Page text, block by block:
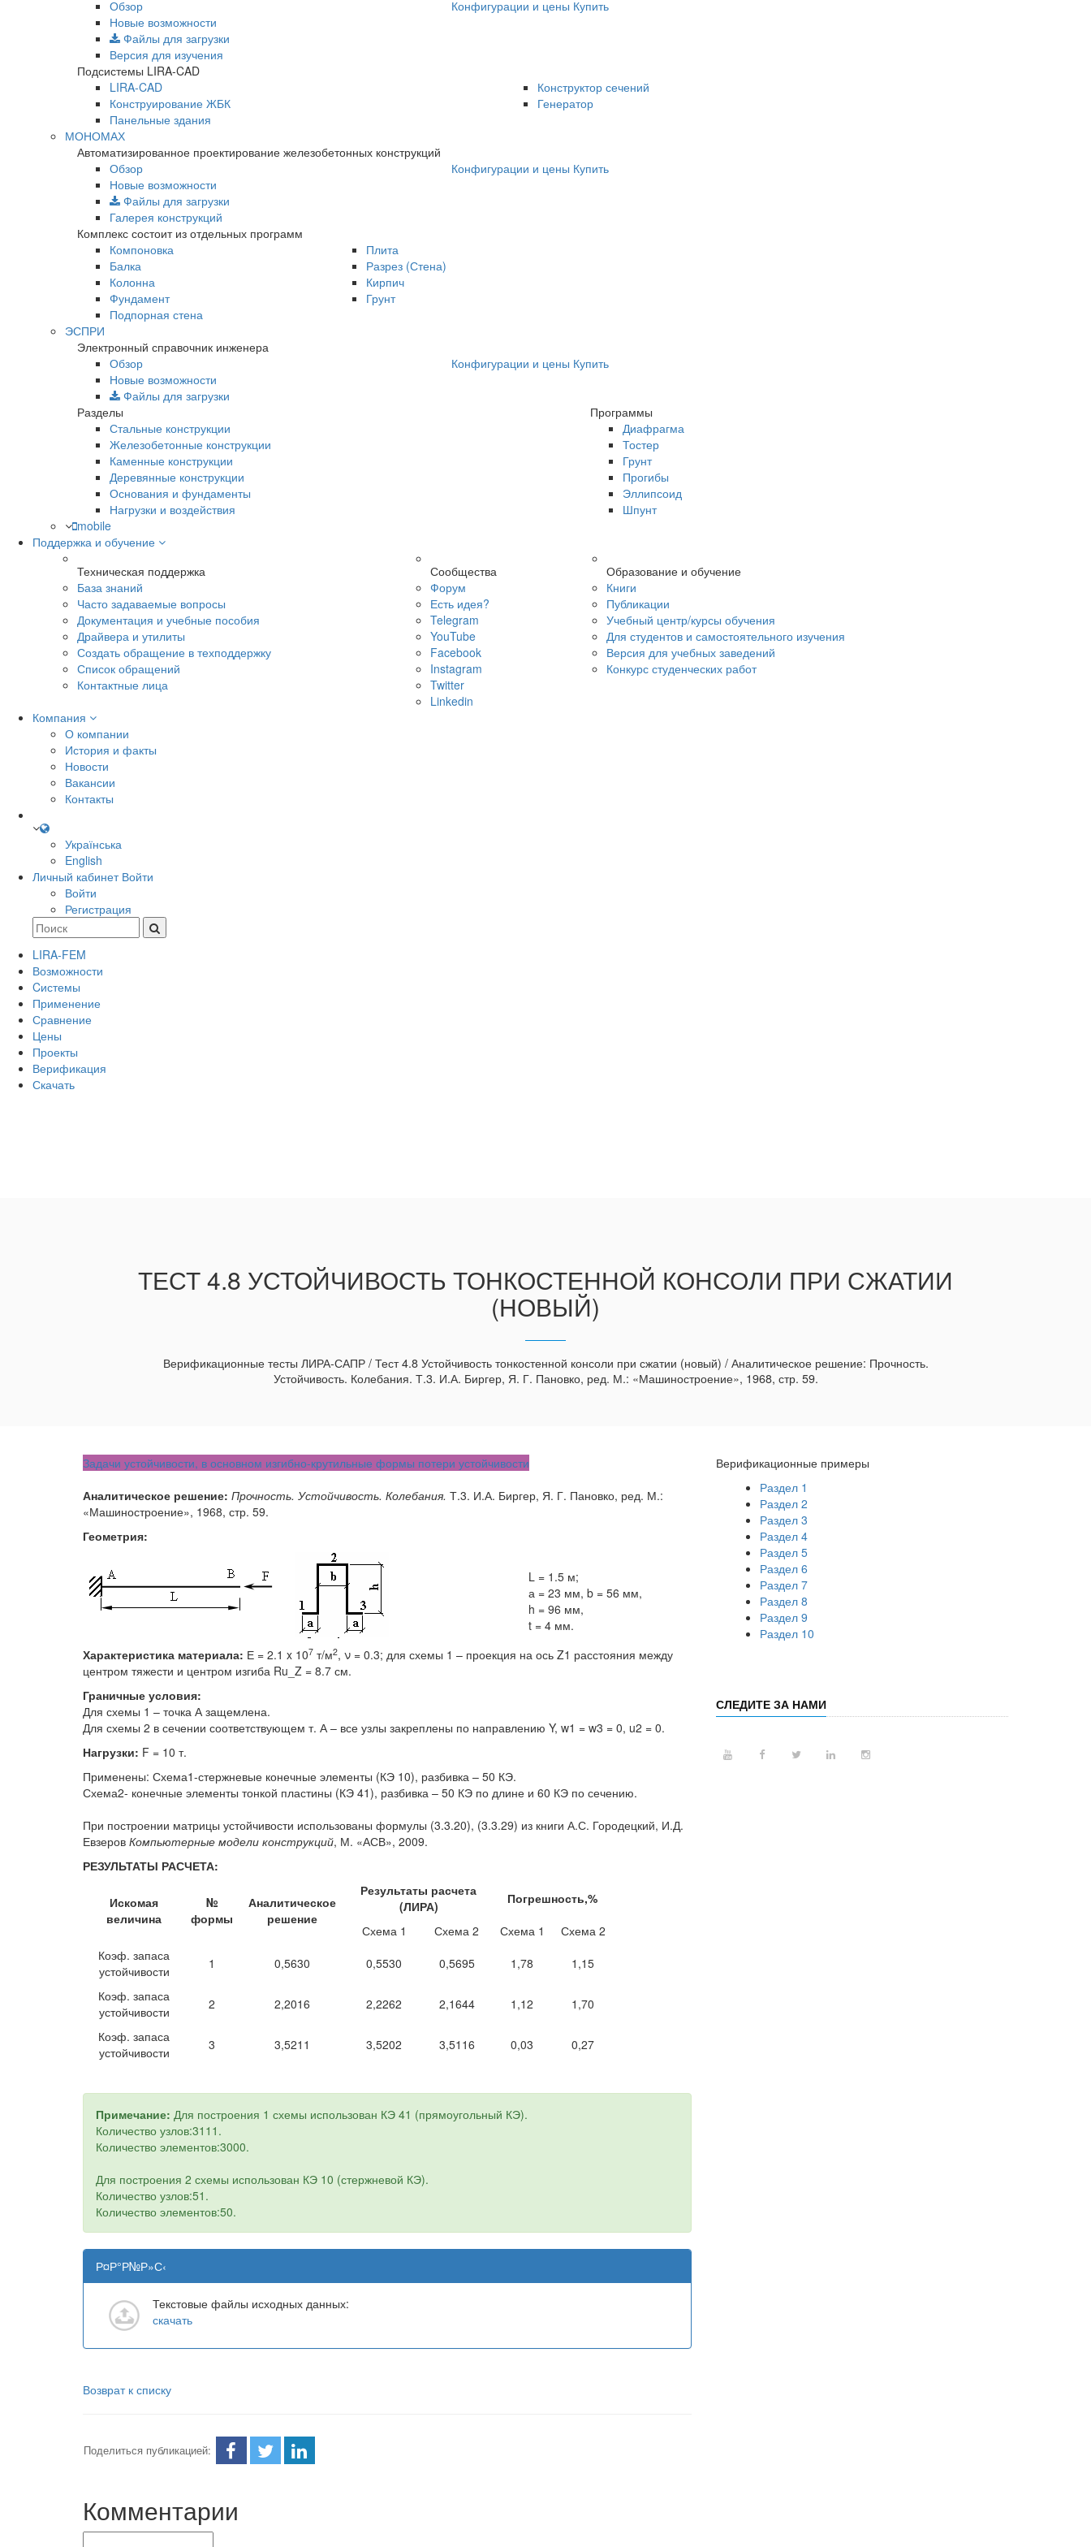
Обзор
Новые возможности
Файлы для загрузки
Версия для изучения
Конфигурации и цены Купить
Подсистемы LIRA-CAD
LIRA-CAD
Конструирование ЖБК
Панельные здания
Конструктор сечений
Генератор
МОНОМАХ
Автоматизированное проектирование железобетонных конструкций
Обзор
Новые возможности
Файлы для загрузки
Галерея конструкций
Конфигурации и цены Купить
Комплекс состоит из отдельных программ
Компоновка
Балка
Колонна
Фундамент
Подпорная стена
Плита
Разрез (Стена)
Кирпич
Грунт
ЭСПРИ
Электронный справочник инженера
Обзор
Новые возможности
Файлы для загрузки
Конфигурации и цены Купить
Разделы
Программы
Стальные конструкции
Железобетонные конструкции
Каменные конструкции
Деревянные конструкции
Основания и фундаменты
Нагрузки и воздействия
Диафрагма
Тостер
Грунт
Прогибы
Эллипсоид
Шпунт
mobile
Поддержка и обучение
Техническая поддержка
База знаний
Часто задаваемые вопросы
Документация и учебные пособия
Драйвера и утилиты
Создать обращение в техподдержку
Список обращений
Контактные лица
Сообщества
Форум
Есть идея?
Telegram
YouTube
Facebook
Instagram
Twitter
Linkedin
Образование и обучение
Книги
Публикации
Учебный центр/курсы обучения
Для студентов и самостоятельного изучения
Версия для учебных заведений
Конкурс студенческих работ
Компания
О компании
История и факты
Новости
Вакансии
Контакты
Українська
English
Личный кабинет Войти
Войти
Регистрация
LIRA-FEM
Возможности
Cистемы
Применение
Сравнение
Цены
Проекты
Верификация
Скачать
ТЕСТ 4.8 УСТОЙЧИВОСТЬ ТОНКОСТЕННОЙ КОНСОЛИ ПРИ СЖАТИИ
(НОВЫЙ)
Верификационные тесты ЛИРА-САПР / Тест 4.8 Устойчивость тонкостенной консоли при сжатии (новый) / Аналитическое решение: Прочность.
Устойчивость. Колебания. Т.3. И.А. Биргер, Я. Г. Пановко, ред. М.: «Машиностроение», 1968, стр. 59.
Задачи устойчивости, в основном изгибно-крутильные формы потери устойчивости
Аналитическое решение: Прочность. Устойчивость. Колебания. Т.3. И.А. Биргер, Я. Г. Пановко, ред. М.:
«Машиностроение», 1968, стр. 59.
Геометрия:
L = 1.5 м;
а = 23 мм, b = 56 мм,
h = 96 мм,
t = 4 мм.
Характеристика материала: Е = 2.1 x 107 т/м2, ν = 0.3; для схемы 1 – проекция на ось Z1 расстояния между
центром тяжести и центром изгиба Ru_Z = 8.7 см.
Граничные условия:
Для схемы 1 – точка А защемлена.
Для схемы 2 в сечении соответствующем т. А – все узлы закреплены по направлению Y, w1 = w3 = 0, u2 = 0.
Нагрузки: F = 10 т.
Применены: Схема1-стержневые конечные элементы (КЭ 10), разбивка – 50 КЭ.
Схема2- конечные элементы тонкой пластины (КЭ 41), разбивка – 50 КЭ по длине и 60 КЭ по сечению.
При построении матрицы устойчивости использованы формулы (3.3.20), (3.3.29) из книги А.С. Городецкий, И.Д.
Евзеров Компьютерные модели конструкций, М. «АСВ», 2009.
РЕЗУЛЬТАТЫ РАСЧЕТА:
Искомая
величина
№
формы
Аналитическое
решение
Результаты расчета
(ЛИРА)
Погрешность,%
Схема 1
Схема 2 Схема 1
Схема 2
Коэф. запаса
устойчивости
1 0,5630 0,5530 0,5695 1,78
1,15
Коэф. запаса
устойчивости
2 2,2016 2,2262 2,1644 1,12
1,70
Коэф. запаса
устойчивости
3 3,5211 3,5202 3,5116 0,03 0,27
Примечание: Для построения 1 схемы использован КЭ 41 (прямоугольный КЭ).
Количество узлов:3111.
Количество элементов:3000.
Для построения 2 схемы использован КЭ 10 (стержневой КЭ).
Количество узлов:51.
Количество элементов:50.
Р¤Р°Р№Р»С‹
Текстовые файлы исходных данных:
скачать
Возврат к списку
Поделиться публикацией:
Комментарии
Верификационные примеры
Раздел 1
Раздел 2
Раздел 3
Раздел 4
Раздел 5
Раздел 6
Раздел 7
Раздел 8
Раздел 9
Раздел 10
СЛЕДИТЕ ЗА НАМИ